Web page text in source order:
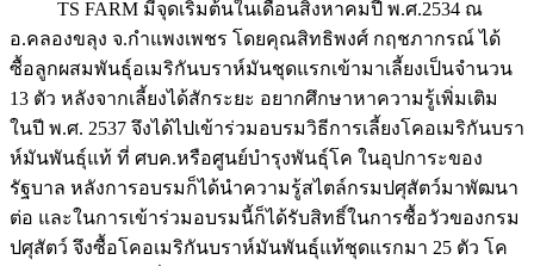
TS FARM มีจุดเริ่มต้นในเดือนสิงหาคมปี พ.ศ.2534 ณ
อ.คลองขลุง จ.กำแพงเพชร โดยคุณสิทธิพงศ์ กฤชภากรณ์ ได้
ซื้อลูกผสมพันธุ์อเมริกันบราห์มันชุดแรกเข้ามาเลี้ยงเป็นจำนวน
13 ตัว หลังจากเลี้ยงได้สักระยะ อยากศึกษาหาความรู้เพิ่มเติม
ในปี พ.ศ. 2537 จึงได้ไปเข้าร่วมอบรมวิธีการเลี้ยงโคอเมริกันบรา
ห์มันพันธุ์แท้ ที่ ศบค.หรือศูนย์บำรุงพันธุ์โค ในอุปการะของ
รัฐบาล หลังการอบรมก็ได้นำความรู้สไตล์กรมปศุสัตว์มาพัฒนา
ต่อ และในการเข้าร่วมอบรมนี้ก็ได้รับสิทธิ์ในการซื้อวัวของกรม
ปศุสัตว์ จึงซื้อโคอเมริกันบราห์มันพันธุ์แท้ชุดแรกมา 25 ตัว โค